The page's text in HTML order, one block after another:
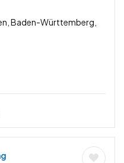
Baden-Württemberg,